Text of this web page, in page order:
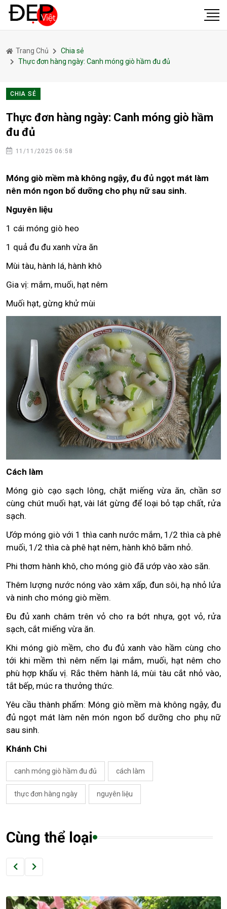
Trang Chủ
Chia sẻ
Thực đơn hàng ngày: Canh móng giò hầm đu đủ
CHIA SẺ
Thực đơn hàng ngày: Canh móng giò hầm
đu đủ
11/11/2025 06:58
Móng giò mềm mà không ngậy, đu đủ ngọt mát làm
nên món ngon bổ dưỡng cho phụ nữ sau sinh.
Nguyên liệu
1 cái móng giò heo
1 quả đu đu xanh vừa ăn
Mùi tàu, hành lá, hành khô
Gia vị: mắm, muối, hạt nêm
Muối hạt, gừng khử mùi
Cách làm
Móng giò cạo sạch lông, chặt miếng vừa ăn, chần sơ
cùng chút muối hạt, vài lát gừng để loại bỏ tạp chất, rửa
sạch.
Ướp móng giò với 1 thìa canh nước mắm, 1/2 thìa cà phê
muối, 1/2 thìa cà phê hạt nêm, hành khô băm nhỏ.
Phi thơm hành khô, cho móng giò đã ướp vào xào săn.
Thêm lượng nước nóng vào xâm xấp, đun sôi, hạ nhỏ lửa
và ninh cho móng giò mềm.
Đu đủ xanh châm trên vỏ cho ra bớt nhựa, gọt vỏ, rửa
sạch, cắt miếng vừa ăn.
Khi móng giò mềm, cho đu đủ xanh vào hầm cùng cho
tới khi mềm thì nêm nếm lại mắm, muối, hạt nêm cho
phù hợp khẩu vị. Rắc thêm hành lá, mùi tàu cắt nhỏ vào,
tắt bếp, múc ra thưởng thức.
Yêu cầu thành phẩm: Móng giò mềm mà không ngậy, đu
đủ ngọt mát làm nên món ngon bổ dưỡng cho phụ nữ
sau sinh.
Khánh Chi
canh móng giò hầm đu đủ cách làm
thực đơn hàng ngày nguyên liệu
Cùng thể loại